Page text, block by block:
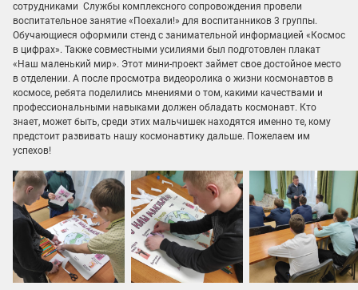
сотрудниками Службы комплексного сопровождения провели
воспитательное занятие «Поехали!» для воспитанников 3 группы.
Обучающиеся оформили стенд с занимательной информацией «Космос
в цифрах». Также совместными усилиями был подготовлен плакат
«Наш маленький мир». Этот мини-проект займет свое достойное место
в отделении. А после просмотра видеоролика о жизни космонавтов в
космосе, ребята поделились мнениями о том, какими качествами и
профессиональными навыками должен обладать космонавт. Кто
знает, может быть, среди этих мальчишек находятся именно те, кому
предстоит развивать нашу космонавтику дальше. Пожелаем им
успехов!